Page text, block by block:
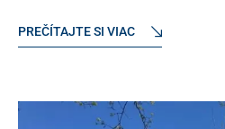
PREČÍTAJTE SI VIAC